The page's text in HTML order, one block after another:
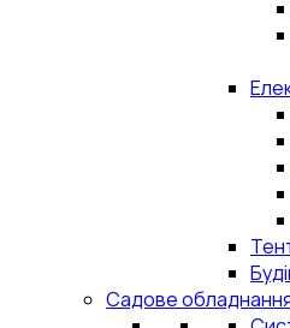
Садове